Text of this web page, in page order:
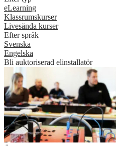
eLearning
Klassrumskurser
Livesända kurser
Efter språk
Svenska
Engelska
Bli auktoriserad elinstallatör